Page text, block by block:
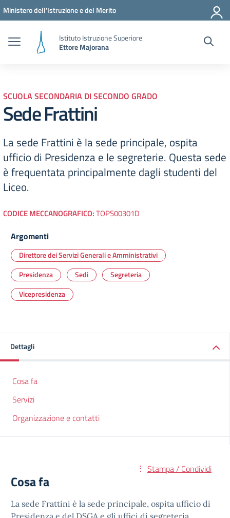
Vai ai contenuti
Vai al menu di navigazione
Vai al footer
Ministero dell'Istruzione e del Merito
Istituto Istruzione Superiore
Ettore Majorana
SCUOLA SECONDARIA DI SECONDO GRADO
Sede Frattini
La sede Frattini è la sede principale, ospita
ufficio di Presidenza e le segreterie. Questa sede
è frequentata principalmente dagli studenti del
Liceo.
CODICE MECCANOGRAFICO:TOPS00301D
Argomenti
Direttore dei Servizi Generali e Amministrativi
Presidenza
Sedi
Segreteria
Vicepresidenza
Dettagli
Cosa fa
Servizi
Organizzazione e contatti
Stampa / Condividi
Cosa fa
La sede Frattini è la sede principale, ospita ufficio di
Presidenza e del DSGA e gli uffici di segreteria